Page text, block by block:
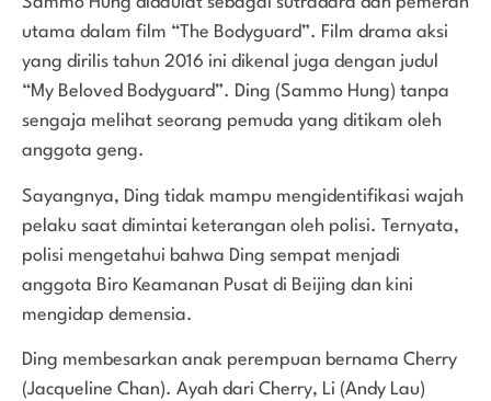
utama dalam film “The Bodyguard”. Film drama aksi
yang dirilis tahun 2016 ini dikenal juga dengan judul
“My Beloved Bodyguard”. Ding (Sammo Hung) tanpa
sengaja melihat seorang pemuda yang ditikam oleh
anggota geng.
Sayangnya, Ding tidak mampu mengidentifikasi wajah
pelaku saat dimintai keterangan oleh polisi. Ternyata,
polisi mengetahui bahwa Ding sempat menjadi
anggota Biro Keamanan Pusat di Beijing dan kini
mengidap demensia.
Ding membesarkan anak perempuan bernama Cherry
(Jacqueline Chan). Ayah dari Cherry, Li (Andy Lau)